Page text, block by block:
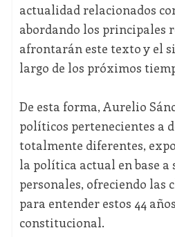
actualidad relacionados
abordando los principales
afrontarán este texto y el
largo de los próximos
De esta forma, Aurelio
políticos pertenecientes a
totalmente diferentes,
la política actual en base a
personales, ofreciendo las
para entender estos 44
constitucional.